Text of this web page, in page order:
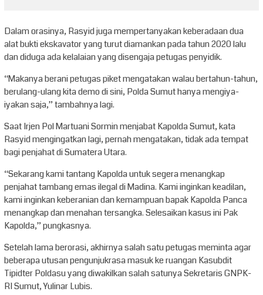
Dalam orasinya, Rasyid juga mempertanyakan keberadaan dua
alat bukti ekskavator yang turut diamankan pada tahun 2020 lalu
dan diduga ada kelalaian yang disengaja petugas penyidik.
“Makanya berani petugas piket mengatakan walau bertahun-tahun,
berulang-ulang kita demo di sini, Polda Sumut hanya mengiya-
iyakan saja,” tambahnya lagi.
Saat Irjen Pol Martuani Sormin menjabat Kapolda Sumut, kata
Rasyid mengingatkan lagi, pernah mengatakan, tidak ada tempat
bagi penjahat di Sumatera Utara.
“Sekarang kami tantang Kapolda untuk segera menangkap
penjahat tambang emas ilegal di Madina. Kami inginkan keadilan,
kami inginkan keberanian dan kemampuan bapak Kapolda Panca
menangkap dan menahan tersangka. Selesaikan kasus ini Pak
Kapolda,” pungkasnya.
Setelah lama berorasi, akhirnya salah satu petugas meminta agar
beberapa utusan pengunjukrasa masuk ke ruangan Kasubdit
Tipidter Poldasu yang diwakilkan salah satunya Sekretaris GNPK-
RI Sumut, Yulinar Lubis.